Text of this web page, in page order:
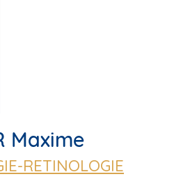
Maxime
RETINOLOGIE